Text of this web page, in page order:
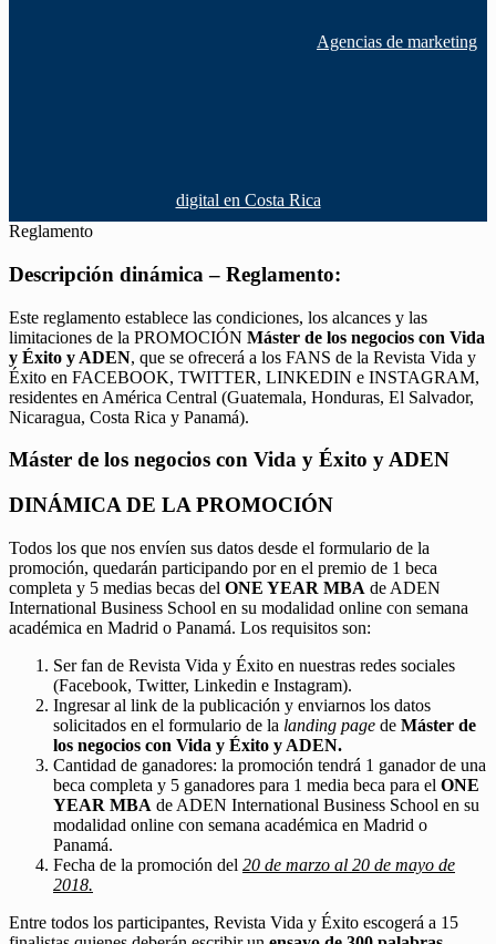
Agencias de marketing
digital en Costa Rica
Reglamento
Descripción dinámica – Reglamento:
Este reglamento establece las condiciones, los alcances y las
limitaciones de la PROMOCIÓN Máster de los negocios con Vida
y Éxito y ADEN, que se ofrecerá a los FANS de la Revista Vida y
Éxito en FACEBOOK, TWITTER, LINKEDIN e INSTAGRAM,
residentes en América Central (Guatemala, Honduras, El Salvador,
Nicaragua, Costa Rica y Panamá).
Máster de los negocios con Vida y Éxito y ADEN
DINÁMICA DE LA PROMOCIÓN
Todos los que nos envíen sus datos desde el formulario de la
promoción, quedarán participando por en el premio de 1 beca
completa y 5 medias becas del ONE YEAR MBA de ADEN
International Business School en su modalidad online con semana
académica en Madrid o Panamá. Los requisitos son:
Ser fan de Revista Vida y Éxito en nuestras redes sociales
(Facebook, Twitter, Linkedin e Instagram).
Ingresar al link de la publicación y enviarnos los datos
solicitados en el formulario de la landing page de Máster de
los negocios con Vida y Éxito y ADEN.
Cantidad de ganadores: la promoción tendrá 1 ganador de una
beca completa y 5 ganadores para 1 media beca para el ONE
YEAR MBA de ADEN International Business School en su
modalidad online con semana académica en Madrid o
Panamá.
Fecha de la promoción del 20 de marzo al 20 de mayo de
2018.
Entre todos los participantes, Revista Vida y Éxito escogerá a 15